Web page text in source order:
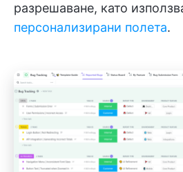
разрешаване, като
персонализирани полета.